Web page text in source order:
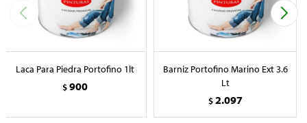
Laca Para Piedra Portofino 1lt
$900
Barniz Portofino Marino Ext 3.6
Lt
$ 2.097